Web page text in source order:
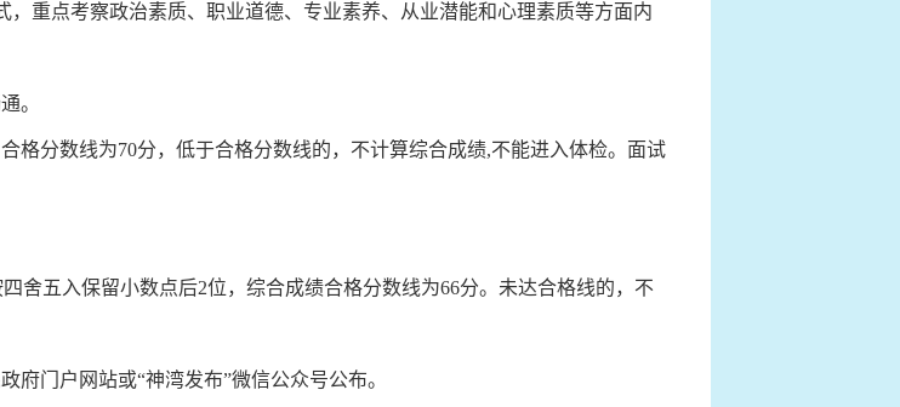
重点考察政治素质、职业道德、专业素养、从业潜能和心理素质等方面内
。
格分数线为70分，低于合格分数线的，不计算综合成绩,不能进入体检。面试
舍五入保留小数点后2位，综合成绩合格分数线为66分。未达合格线的，不
府门户网站或“神湾发布”微信公众号公布。